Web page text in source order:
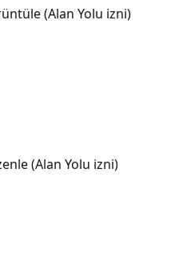
(Alan Yolu izni)
(Alan Yolu izni)